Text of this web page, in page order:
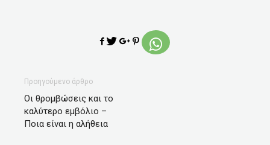
Προηγούμενο άρθρο
Οι θρομβώσεις και το
καλύτερο εμβόλιο –
Ποια είναι η αλήθεια